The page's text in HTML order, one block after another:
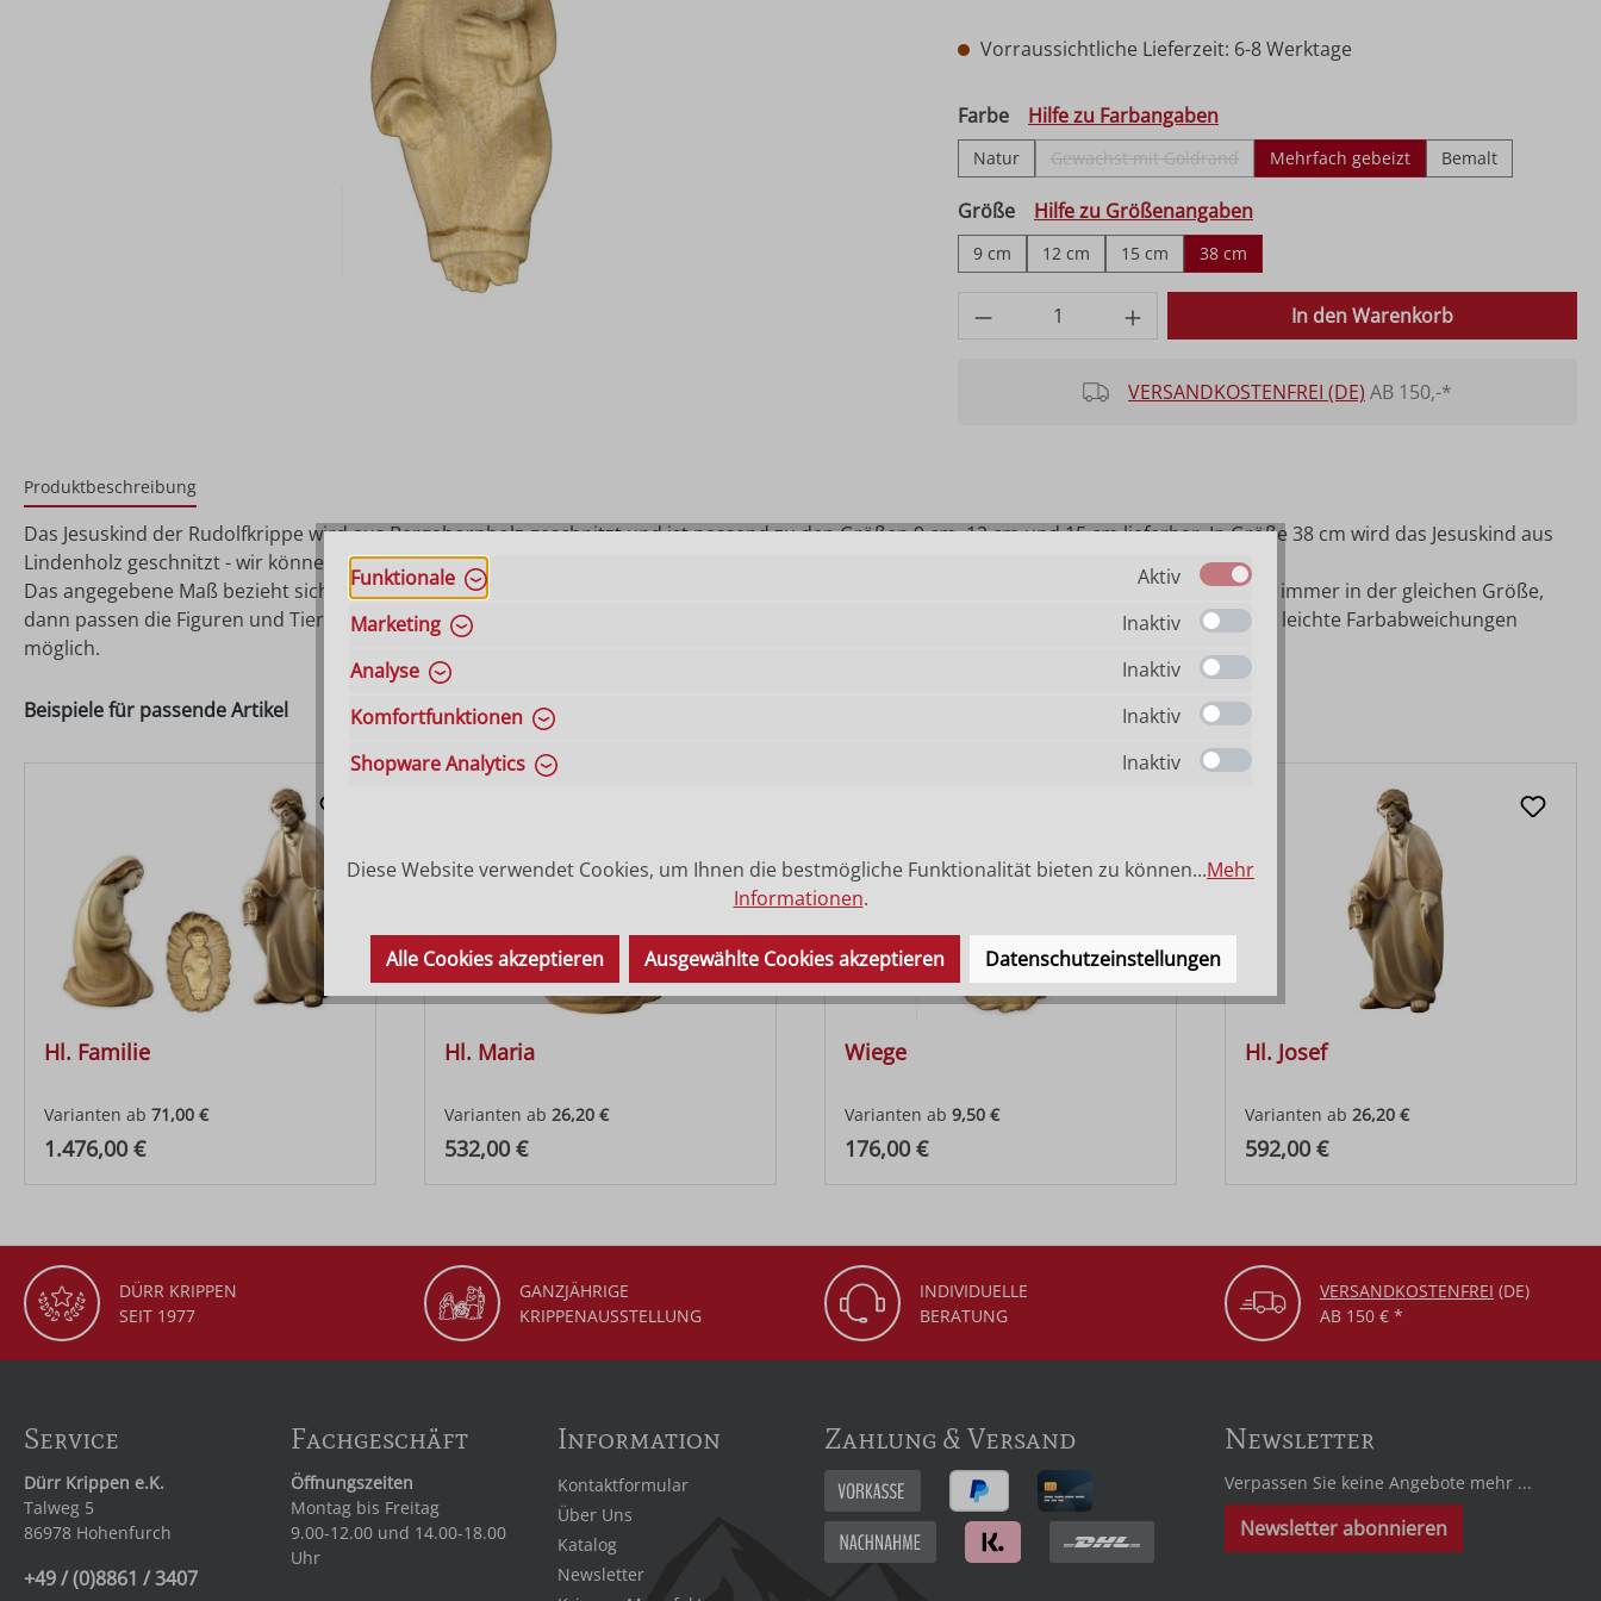
Vorraussichtliche Lieferzeit: 6-8 Werktage
Farbeauswählen
Hilfe zu Farbangaben
Natur Gewachst mit Goldrand
(Diese Option ist zurzeit nicht verfügbar.)
Mehrfach gebeizt Bemalt
Größeauswählen
Hilfe zu Größenangaben
9 cm 12 cm 15 cm 38 cm
Produkt Anzahl: Gib den gewünschten Wert
In den Warenkorb
VERSANDKOSTENFREI (DE) AB 150,-*
Produktbeschreibung
Das Jesuskind der Rudolfkrippe wird aus Bergahornholz geschnitzt und ist passend zu den Größen 9 cm, 12 cm und 15 cm lieferbar. In Größe 38 cm wird das Jesuskind aus
Lindenholz geschnitzt - wir können wir Ihnen gerne die Lieferzeit auf Anfrage mitteilen.
Das angegebene Maß bezieht sich auf die Höhe des stehenden Hl. Josef der Krippenserie. Bitte bestellen Sie alle Krippenfiguren dieser Serie immer in der gleichen Größe,
dann passen die Figuren und Tiere proportional zusammen. Unsere Krippenfiguren und Tiere werden mit Ölfarben handbemalt, daher sind leichte Farbabweichungen
möglich.
Beispiele für passende Artikel
Hl. Familie
Varianten ab 71,00 €
Regulärer Preis:
1.476,00 €
Hl. Maria
Varianten ab 26,20 €
Regulärer Preis:
532,00 €
Wiege
Varianten ab 9,50 €
Regulärer Preis:
176,00 €
Hl. Josef
Varianten ab 26,20 €
Regulärer Preis:
592,00 €
DÜRR KRIPPEN
SEIT 1977
GANZJÄHRIGE
KRIPPENAUSSTELLUNG
INDIVIDUELLE
BERATUNG
VERSANDKOSTENFREI (DE)
AB 150 € *
Service
Dürr Krippen e.K.
Talweg 5
86978 Hohenfurch
+49 / (0)8861 / 3407
Fachgeschäft
Öffnungszeiten
Montag bis Freitag
9.00-12.00 und 14.00-18.00
Uhr
Information
Kontaktformular
Über Uns
Katalog
Newsletter
Zahlung & Versand Newsletter
Verpassen Sie keine Angebote mehr ...
Newsletter abonnieren
Funktionale
Aktiv
Marketing
Inaktiv
Analyse
Inaktiv
Komfortfunktionen
Inaktiv
Shopware Analytics
Inaktiv
Diese Website verwendet Cookies, um Ihnen die bestmögliche Funktionalität bieten zu können...Mehr
Informationen.
Alle Cookies akzeptieren Ausgewählte Cookies akzeptieren Datenschutzeinstellungen